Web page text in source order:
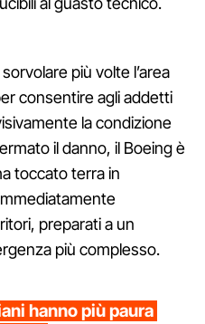
più volte l’area
consentire agli addetti
la condizione
il danno, il Boeing è
toccato terra in
preparati a un
più complesso.
hanno più paura